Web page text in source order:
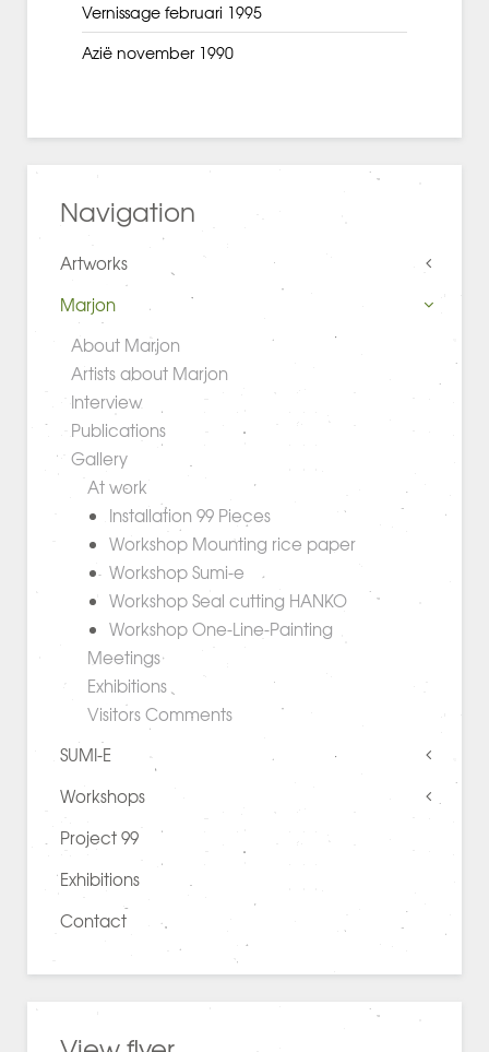
Vernissage februari 1995
Azië november 1990
Navigation
Artworks
Marjon
About Marjon
Artists about Marjon
Interview
Publications
Gallery
At work
Installation 99 Pieces
Workshop Mounting rice paper
Workshop Sumi-e
Workshop Seal cutting HANKO
Workshop One-Line-Painting
Meetings
Exhibitions
Visitors Comments
SUMI-E
Workshops
Project 99
Exhibitions
Contact